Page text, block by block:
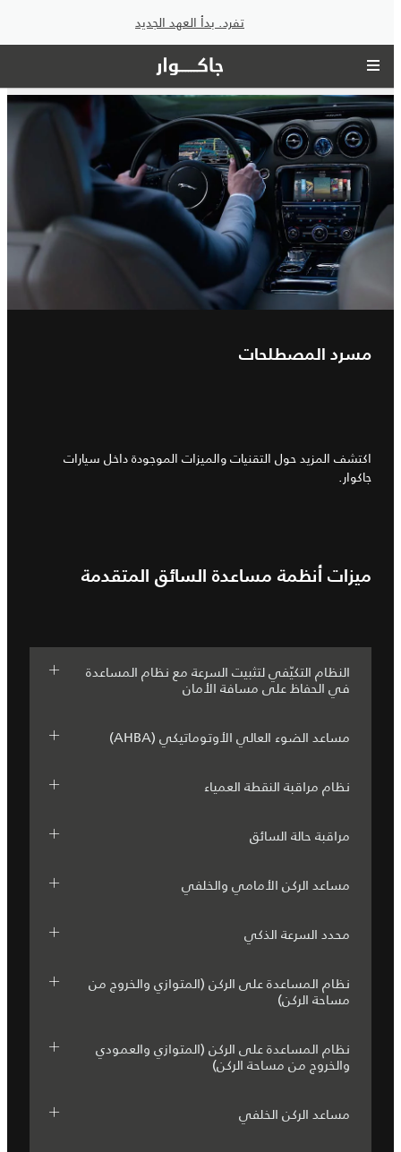
تفرد. بدأ العهد الجديد
مسرد المصطلحات
اكتشف المزيد حول التقنيات والميزات الموجودة داخل سيارات
جاكوار.
ميزات أنظمة مساعدة السائق المتقدمة
النظام التكيّفي لتثبيت السرعة مع نظام المساعدة
في الحفاظ على مسافة الأمان
مساعد الضوء العالي الأوتوماتيكي (AHBA)
نظام مراقبة النقطة العمياء
مراقبة حالة السائق
مساعد الركن الأمامي والخلفي
محدد السرعة الذكي
نظام المساعدة على الركن (المتوازي والخروج من
مساحة الركن)
نظام المساعدة على الركن (المتوازي والعمودي
والخروج من مساحة الركن)
مساعد الركن الخلفي